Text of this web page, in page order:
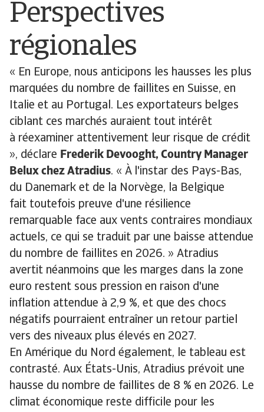
Perspectives
régionales
« En Europe, nous anticipons les hausses les plus
marquées du nombre de faillites en Suisse, en
Italie et au Portugal. Les exportateurs belges
ciblant ces marchés auraient tout intérêt
à réexaminer attentivement leur risque de crédit
», déclare Frederik Devooght, Country Manager
Belux chez Atradius. « À l'instar des Pays-Bas,
du Danemark et de la Norvège, la Belgique
fait toutefois preuve d'une résilience
remarquable face aux vents contraires mondiaux
actuels, ce qui se traduit par une baisse attendue
du nombre de faillites en 2026. » Atradius
avertit néanmoins que les marges dans la zone
euro restent sous pression en raison d'une
inflation attendue à 2,9 %, et que des chocs
négatifs pourraient entraîner un retour partiel
vers des niveaux plus élevés en 2027.
En Amérique du Nord également, le tableau est
contrasté. Aux États-Unis, Atradius prévoit une
hausse du nombre de faillites de 8 % en 2026. Le
climat économique reste difficile pour les